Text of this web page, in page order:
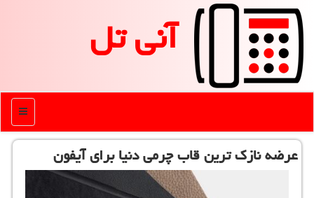
آنی تل
منو
عرضه نازك ترین قاب چرمی دنیا برای آیفون